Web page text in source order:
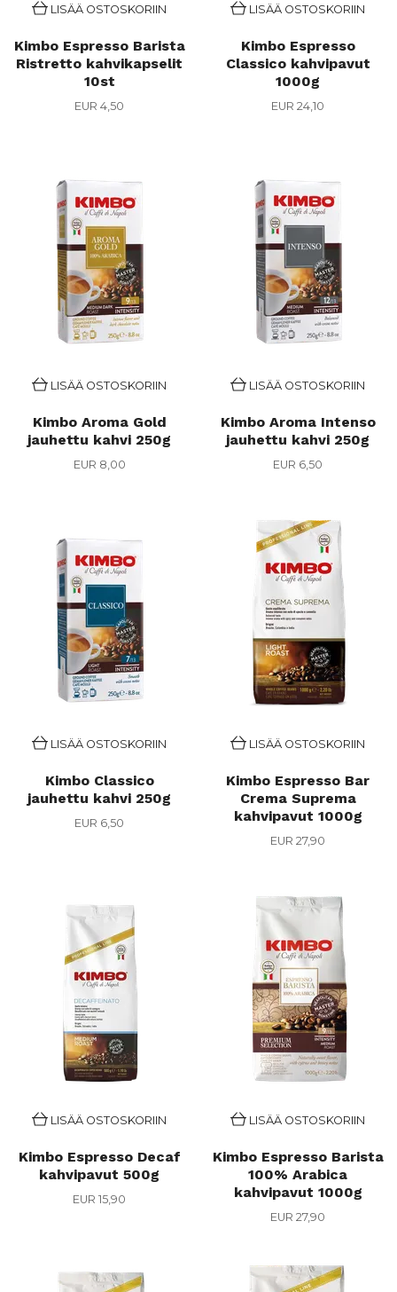
LISÄÄ OSTOSKORIIN
Kimbo Espresso Barista
Ristretto kahvikapselit
10st
EUR 4,50
LISÄÄ OSTOSKORIIN
Kimbo Espresso
Classico kahvipavut
1000g
EUR 24,10
LISÄÄ OSTOSKORIIN
Kimbo Aroma Gold
jauhettu kahvi 250g
EUR 8,00
LISÄÄ OSTOSKORIIN
Kimbo Aroma Intenso
jauhettu kahvi 250g
EUR 6,50
LISÄÄ OSTOSKORIIN
Kimbo Classico
jauhettu kahvi 250g
EUR 6,50
LISÄÄ OSTOSKORIIN
Kimbo Espresso Bar
Crema Suprema
kahvipavut 1000g
EUR 27,90
LISÄÄ OSTOSKORIIN
Kimbo Espresso Decaf
kahvipavut 500g
EUR 15,90
LISÄÄ OSTOSKORIIN
Kimbo Espresso Barista
100% Arabica
kahvipavut 1000g
EUR 27,90